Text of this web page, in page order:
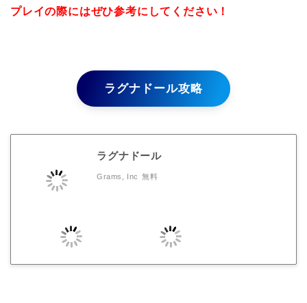
プレイの際にはぜひ参考にしてください！
ラグナドール攻略
ラグナドール
Grams, Inc 無料